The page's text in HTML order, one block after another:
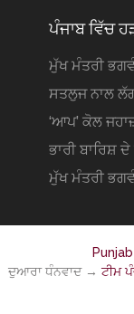
ਪੰਜਾਬ ਵਿੱਚ
ਮੁੱਖ ਮੰਤਰੀ
ਸਤਲੁਜ ਨਾਲ
‘ਆਪ’ ਕੋਲ
ਭਾਰੀ ਬਾਰਿਸ਼
ਮੁੱਖ ਮੰਤਰੀ
ਦੁਆਰਾ ਧੰਨਵਾਦ → ਟੀਮ